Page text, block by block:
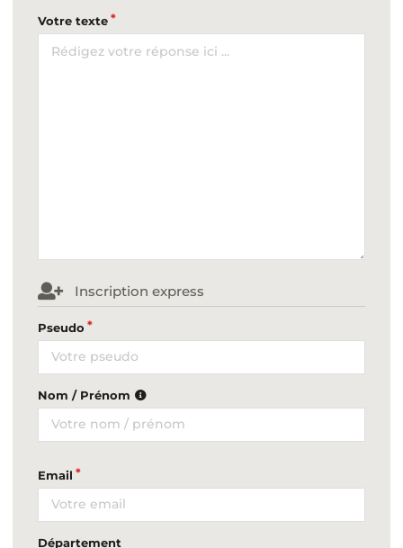
Votre texte
Inscription express
Pseudo
Nom / Prénom
Email
Département